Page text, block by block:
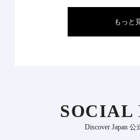
もっと
SOCIAL
Discover Japan 公